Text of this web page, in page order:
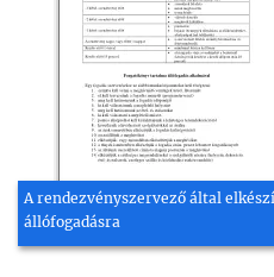
A rendezvényszervező által
állófogadásra